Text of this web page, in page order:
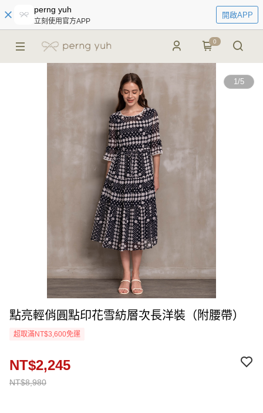
perng yuh
立刻使用官方APP
開啟APP
0
1/5
點亮輕俏圓點印花雪紡層次長洋裝（附腰帶）
超取滿NT$3,600免運
NT$8,980
NT$2,245